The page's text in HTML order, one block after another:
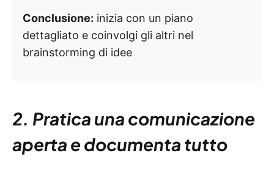
Conclusione: inizia con un piano
dettagliato e coinvolgi gli altri nel
brainstorming di idee
2. Pratica una comunicazione
aperta e documenta tutto